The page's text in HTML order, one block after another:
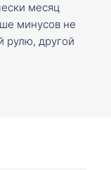
месяц
минусов не
рулю, другой